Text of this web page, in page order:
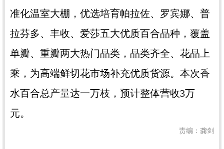
准化温室大棚，优选培育帕拉佐、罗宾娜、普
拉芬多、丰收、爱莎五大优质百合品种，覆盖
单瓣、重瓣两大热门品类，品类齐全、花品上
乘，为高端鲜切花市场补充优质货源。本次香
水百合总产量达一万枝，预计整体营收3万
元。
责编：龚剑